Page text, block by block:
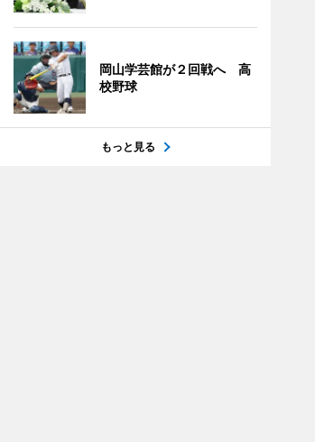
岡山学芸館が２回戦へ 高
校野球
もっと見る